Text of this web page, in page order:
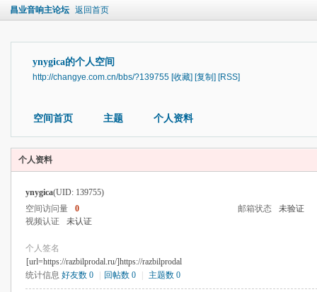
昌业音响主论坛 返回首页
ynygica的个人空间
http://changye.com.cn/bbs/?139755 [收藏] [复制] [RSS]
空间首页 主题 个人资料
个人资料
ynygica(UID: 139755)
空间访问量
0 邮箱状态
未验证
视频认证
未认证
个人签名
[url=https://razbilprodal.ru/]https://razbilprodal
统计信息 好友数 0 回帖数 0 主题数 0